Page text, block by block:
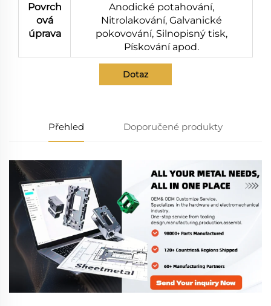
Povrch
ová
úprava
Anodické potahování,
Nitrolakování, Galvanické
pokovování, Silnopisný tisk,
Pískování apod.
Dotaz
Přehled Doporučené produkty